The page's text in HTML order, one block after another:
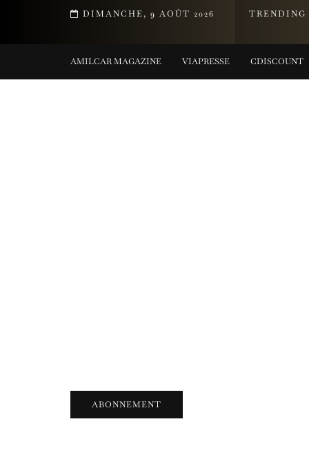
DIMANCHE, 9 AOÛT 2026 TRENDING
DE LA COLLECTION TIFFANY TITAN PAR PHARRELL WILLIAMS
AMILCAR MAGAZINE VIAPRESSE CDISCOUNT
ABONNEMENT